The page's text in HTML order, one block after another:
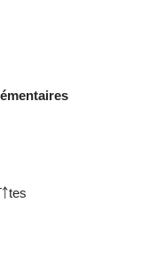
tes